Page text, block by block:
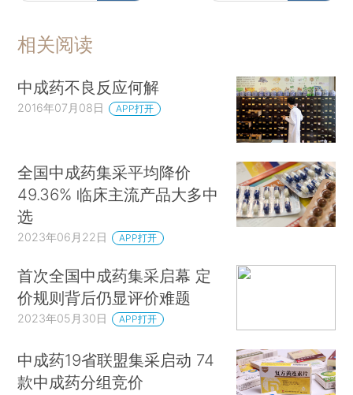
相关阅读
中成药不良反应何解
2016年07月08日 APP打开
全国中成药集采平均降价
49.36% 临床主流产品大多中
选
2023年06月22日 APP打开
首次全国中成药集采启幕 定
价规则背后仍显评价难题
2023年05月30日 APP打开
中成药19省联盟集采启动 74
款中成药分组竞价